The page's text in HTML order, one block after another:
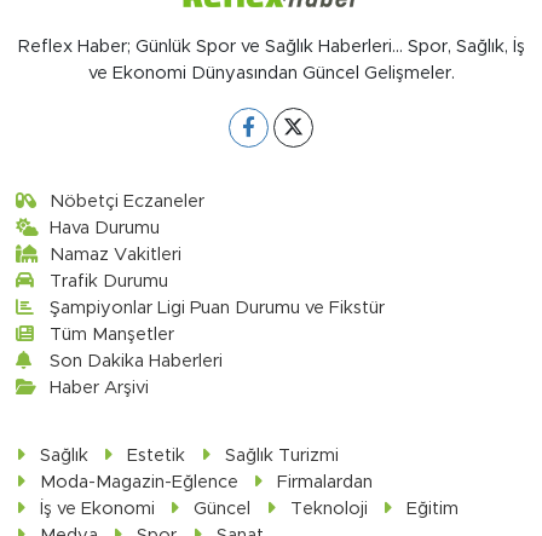
Reflex Haber; Günlük Spor ve Sağlık Haberleri... Spor, Sağlık, İş
ve Ekonomi Dünyasından Güncel Gelişmeler.
Nöbetçi Eczaneler
Hava Durumu
Namaz Vakitleri
Trafik Durumu
Şampiyonlar Ligi Puan Durumu ve Fikstür
Tüm Manşetler
Son Dakika Haberleri
Haber Arşivi
Sağlık Estetik
Sağlık Turizmi
Moda-Magazin-Eğlence
Firmalardan
İş ve Ekonomi
Güncel Teknoloji
Eğitim